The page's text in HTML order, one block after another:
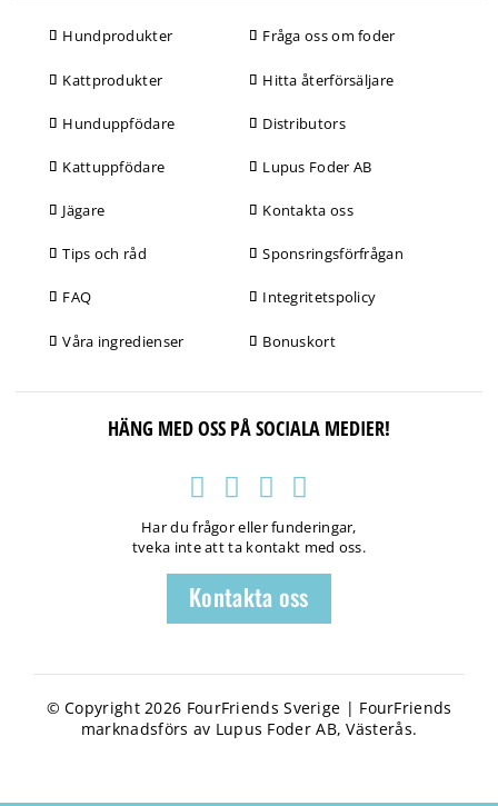
Hundprodukter
Kattprodukter
Hunduppfödare
Kattuppfödare
Jägare
Tips och råd
FAQ
Våra ingredienser
Fråga oss om foder
Hitta återförsäljare
Distributors
Lupus Foder AB
Kontakta oss
Sponsringsförfrågan
Integritetspolicy
Bonuskort
HÄNG MED OSS PÅ SOCIALA MEDIER!
Har du frågor eller funderingar,
tveka inte att ta kontakt med oss.
Kontakta oss
© Copyright 2026 FourFriends Sverige | FourFriends
marknadsförs av Lupus Foder AB, Västerås.